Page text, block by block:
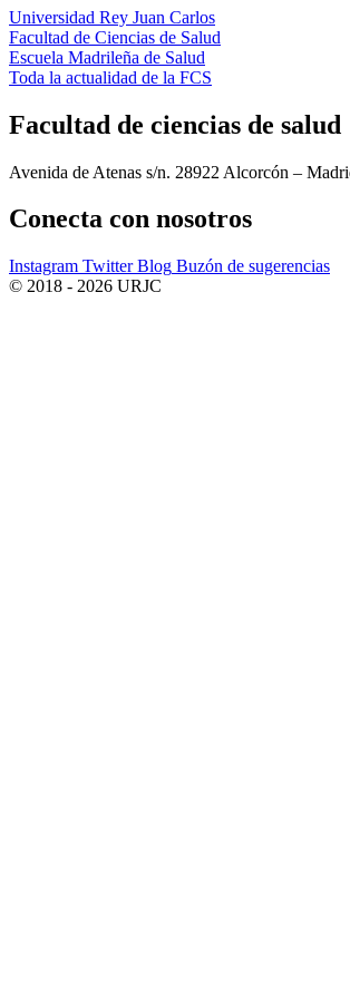
Universidad Rey Juan Carlos
Facultad de Ciencias de Salud
Escuela Madrileña de Salud
Toda la actualidad de la FCS
Facultad de ciencias de salud
Avenida de Atenas s/n. 28922 Alcorcón –
Conecta con nosotros
Instagram Twitter Blog Buzón de sugerencias
© 2018 - 2026 URJC